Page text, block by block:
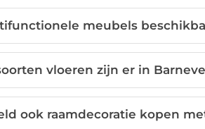
meubels
vloeren zijn er in
ook raamdecoratie kopen